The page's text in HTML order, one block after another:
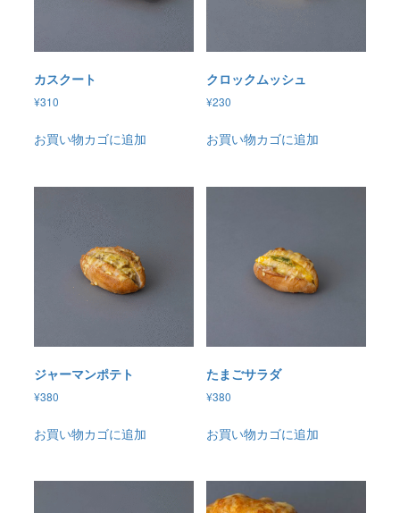
カスクート
¥310
お買い物カゴに追加
クロックムッシュ
¥230
お買い物カゴに追加
ジャーマンポテト
¥380
お買い物カゴに追加
たまごサラダ
¥380
お買い物カゴに追加